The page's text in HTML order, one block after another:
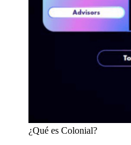
¿Qué es Colonial?